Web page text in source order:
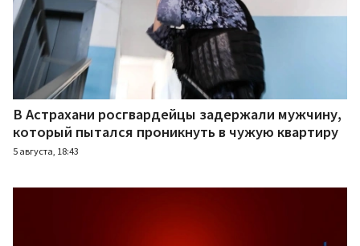
В Астрахани росгвардейцы задержали мужчину,
который пытался проникнуть в чужую квартиру
5 августа, 18:43